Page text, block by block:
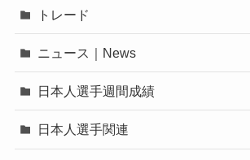
トレード
ニュース｜News
日本人選手週間成績
日本人選手関連